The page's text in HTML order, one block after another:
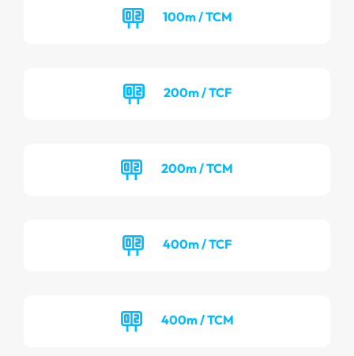
100m / TCM
200m / TCF
200m / TCM
400m / TCF
400m / TCM